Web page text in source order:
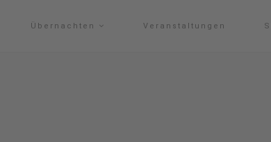
Übernachten Veranstaltungen